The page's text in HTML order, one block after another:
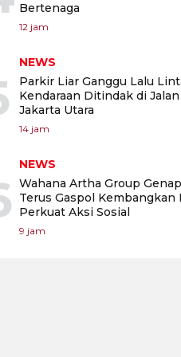
Bertenaga
12 jam
NEWS
Parkir Liar Ganggu Lalu
Kendaraan Ditindak di
Jakarta Utara
14 jam
NEWS
Wahana Artha Group
Terus Gaspol Kembangkan
Perkuat Aksi Sosial
9 jam